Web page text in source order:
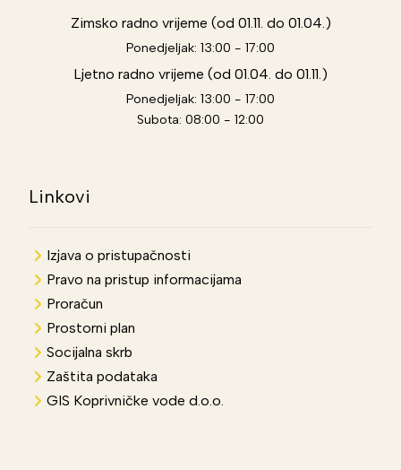
Zimsko radno vrijeme (od 01.11. do 01.04.)
Ponedjeljak: 13:00 - 17:00
Ljetno radno vrijeme (od 01.04. do 01.11.)
Ponedjeljak: 13:00 - 17:00
Subota: 08:00 - 12:00
Linkovi
Izjava o pristupačnosti
Pravo na pristup informacijama
Proračun
Prostorni plan
Socijalna skrb
Zaštita podataka
GIS Koprivničke vode d.o.o.